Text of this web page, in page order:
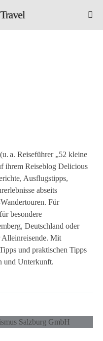
a. Reiseführer „52 kleine
ihrem Reiseblog Delicious
Ausflugstipps,
abseits
Für
besondere
Deutschland oder
Alleinreisende. Mit
und praktischen Tipps
und Unterkunft.